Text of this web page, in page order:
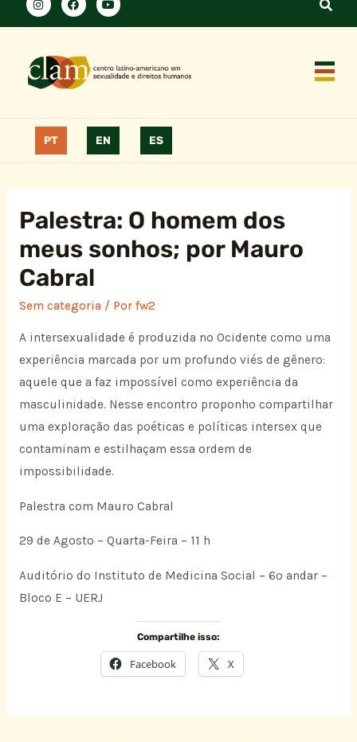
PT EN ES
Palestra: O homem dos
meus sonhos; por Mauro
Cabral
Sem categoria/ Por fw2
A intersexualidade é produzida no Ocidente como uma
experiência marcada por um profundo viés de gênero:
aquele que a faz impossível como experiência da
masculinidade. Nesse encontro proponho compartilhar
uma exploração das poéticas e políticas intersex que
contaminam e estilhaçam essa ordem de
impossibilidade.
Palestra com Mauro Cabral
29 de Agosto – Quarta-Feira – 11 h
Auditório do Instituto de Medicina Social – 6º andar –
Bloco E – UERJ
Compartilhe isso:
Facebook X